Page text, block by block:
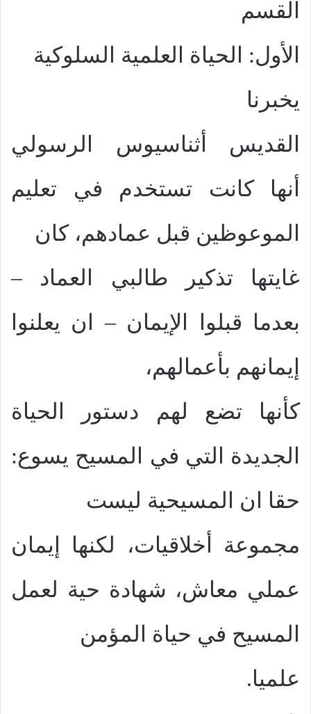
القسم
الأول: الحياة العلمية السلوكية
يخبرنا
القديس أثناسيوس الرسولي
أنها كانت تستخدم في تعليم
الموعوظين قبل عمادهم، كان
غايتها تذكير طالبي العماد –
بعدما قبلوا الإيمان – ان يعلنوا
إيمانهم بأعمالهم،
كأنها تضع لهم دستور الحياة
الجديدة التي في المسيح يسوع:
حقا ان المسيحية ليست
مجموعة أخلاقيات، لكنها إيمان
عملي معاش، شهادة حية لعمل
المسيح في حياة المؤمن
علميا.